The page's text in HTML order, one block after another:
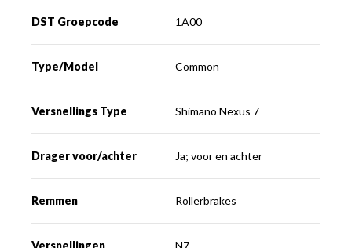
DST Groepcode 1A00
Type/Model Common
Versnellings Type Shimano Nexus 7
Drager voor/achter Ja; voor en achter
Remmen Rollerbrakes
Versnellingen N7